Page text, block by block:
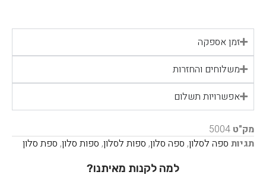
זמן אספקה
משלוחים והחזרות
אפשרויות תשלום
מק"ט 5004
תגיות ספה לסלון, ספה סלון, ספות לסלון, ספות סלון, ספת סלון
למה לקנות מאיתנו?